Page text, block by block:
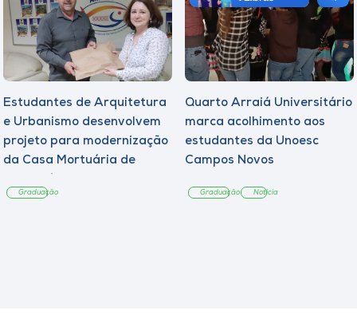
Estudantes de Arquitetura
e Urbanismo desenvolvem
projeto para modernização
da Casa Mortuária de
Graduação
Quarto Arraiá Universitário
marca acolhimento aos
estudantes da Unoesc
Campos Novos
Graduação Notícia